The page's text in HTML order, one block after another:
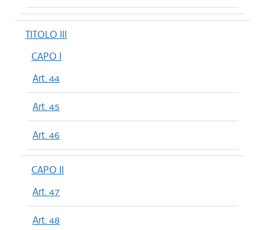
TITOLO III
CAPO I
Art. 44
Art. 45
Art. 46
CAPO II
Art. 47
Art. 48